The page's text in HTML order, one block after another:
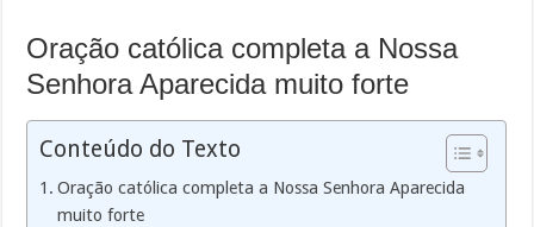
Oração católica completa a Nossa
Senhora Aparecida muito forte
Conteúdo do Texto
Oração católica completa a Nossa Senhora Aparecida
muito forte